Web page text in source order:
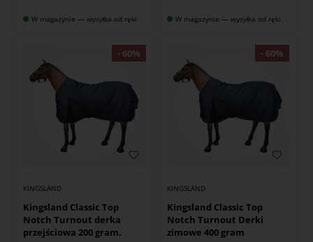
W magazynie — wysyłka od ręki W magazynie — wysyłka od ręki
KINGSLAND
Kingsland Classic Top
Notch Turnout derka
przejściowa 200 gram.
KINGSLAND
Kingsland Classic Top
Notch Turnout Derki
zimowe 400 gram